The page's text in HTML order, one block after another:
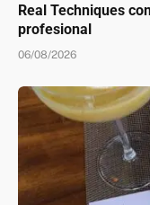
Real Techniques
profesional
06/08/2026